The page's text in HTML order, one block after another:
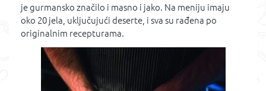
je gurmansko značilo i masno i jako. Na meniju imaju
oko 20 jela, uključujući deserte, i sva su rađena po
originalnim recepturama.